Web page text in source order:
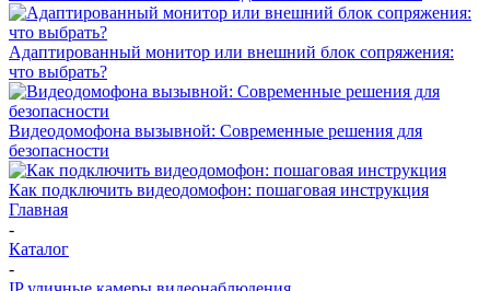
Адаптированный монитор или внешний блок сопряжения:
что выбрать?
Видеодомофона вызывной: Современные решения для
безопасности
Как подключить видеодомофон: пошаговая инструкция
Главная
-
Каталог
-